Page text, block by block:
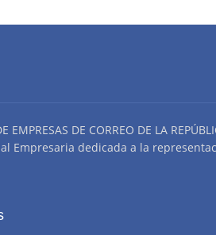
EMPRESAS DE CORREO DE LA
Empresaria dedicada a la